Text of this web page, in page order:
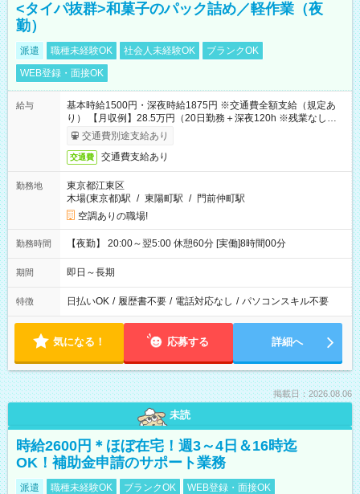
<タイパ抜群>和菓子のパック詰め／軽作業（夜
勤）
派遣 職種未経験OK 社会人未経験OK
ブランクOK
WEB登録・面接OK
給与
基本時給1500円・深夜時給1875円 ※交通費全額支給（規定あ
り） 【月収例】28.5万円（20日勤務＋深夜120h ※残業なしの場
合）交通費別途支給あり
交通費 交通費支給あり
勤務地
東京都江東区
木場(東京都)駅 / 東陽町駅 / 門前仲町駅
空調ありの職場!
勤務時間 【夜勤】 20:00～翌5:00 休憩60分 [実働]8時間00分
期間 即日～長期
特徴 日払いOK / 履歴書不要 / 電話対応なし / パソコンスキル不要
気になる！ 応募する 詳細へ
掲載日：2026.08.06
未読
時給2600円＊ほぼ在宅！週3～4日＆16時迄
OK！補助金申請のサポート業務
派遣 職種未経験OK ブランクOK WEB登録・面接OK